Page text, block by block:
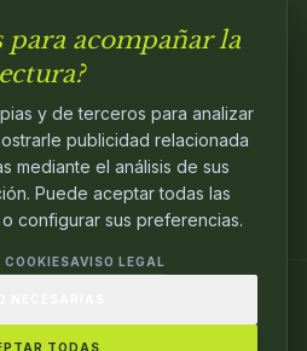
y sé el primero en conocer las
para acompañar la
y de terceros para analizar
publicidad relacionada
mediante el análisis de sus
Puede aceptar todas las
configurar sus preferencias.
AVISO LEGAL
TODAS